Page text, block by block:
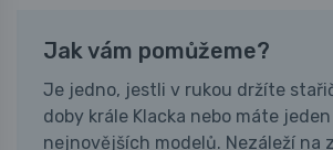
Jak vám pomůžeme?
Je jedno, jestli v rukou držíte
doby krále Klacka nebo máte
nejnovějších modelů. Nezáleží na